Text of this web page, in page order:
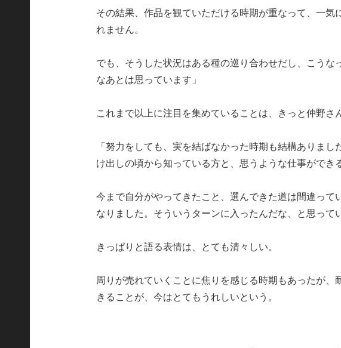
その結果、作品を観ていただける時期が重なって、一気
れません。
でも、そうした状況はある種の巡り合わせだし、こう
なあとは思っています」
これまで以上に注目を集めていることは、きっと仲野さ
「努力をしても、実を結ばなかった時期も結構ありま
け出しの頃から知っている方と、思うような仕事ができ
今まで自分がやってきたこと、選んできた道は間違って
なりました。そういうターンに入ったんだな、と思って
きっぱりと語る表情は、とても清々しい。
周りが売れていくことに焦りを感じる時期もあったが
きることが、今はとてもうれしいという。